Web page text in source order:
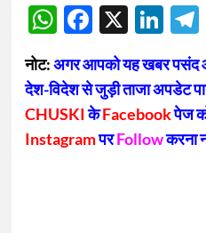
WhatsApp
X
नोट:अगर आपको यह खबर पसंद
देश-विदेश से जुड़ी ताजा अपडेट
CHUSKIकेFacebookपेज
InstagramपरFollowकरना